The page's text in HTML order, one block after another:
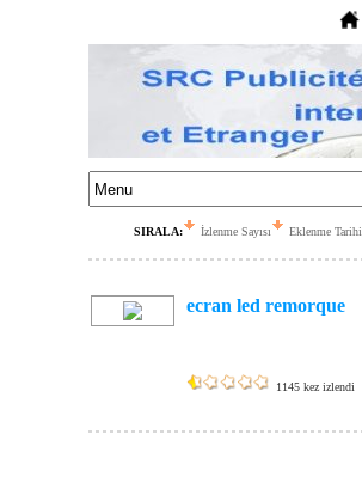
SIRALA: İzlenme Sayısı Eklenme Tarihi
ecran led remorque
1145 kez izlendi